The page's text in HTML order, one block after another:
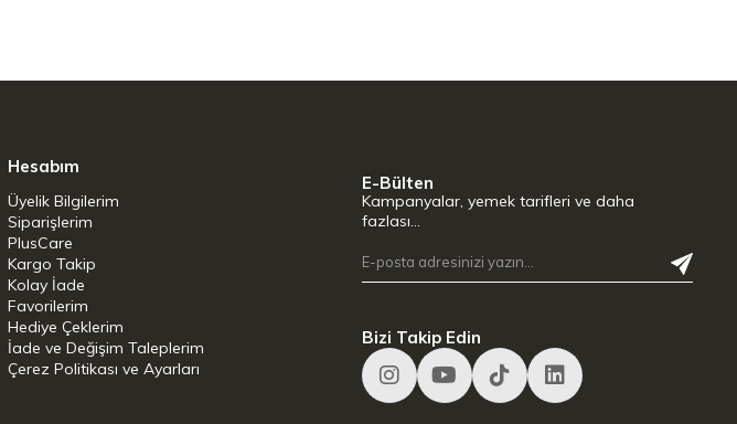
Hesabım
Üyelik Bilgilerim
Siparişlerim
PlusCare
Kargo Takip
Kolay İade
Favorilerim
Hediye Çeklerim
İade ve Değişim Taleplerim
Çerez Politikası ve Ayarları
E-Bülten
Kampanyalar, yemek tarifleri ve daha
fazlası…
Bizi Takip Edin